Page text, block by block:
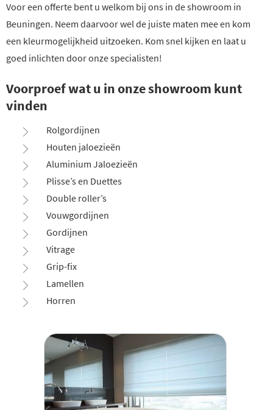
Voor een offerte bent u welkom bij ons in de showroom in
Beuningen. Neem daarvoor wel de juiste maten mee en kom
een kleurmogelijkheid uitzoeken. Kom snel kijken en laat u
goed inlichten door onze specialisten!
Voorproef wat u in onze showroom kunt
vinden
Rolgordijnen
Houten jaloezieën
Aluminium Jaloezieën
Plisse’s en Duettes
Double roller’s
Vouwgordijnen
Gordijnen
Vitrage
Grip-fix
Lamellen
Horren